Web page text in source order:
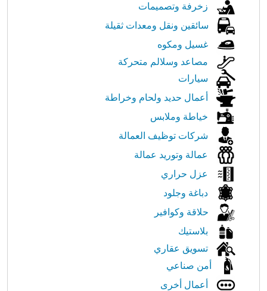
زخرفة وتصميمات
سائقين ونقل ومعدات ثقيلة
غسيل ومكوه
مصاعد وسلالم متحركة
سيارات
أعمال حديد ولحام وخراطة
خياطة وملابس
شركات توظيف العمالة
عمالة وتوريد عمالة
عزل حراري
دباغة وجلود
حلاقة وكوافير
بلاستيك
تسويق عقاري
أمن صناعي
أعمال أخرى